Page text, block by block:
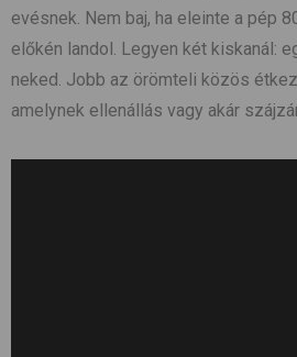
evésnek. Nem baj, ha eleinte a pép
előkén landol. Legyen két kiskanál:
neked. Jobb az örömteli közös
amelynek ellenállás vagy akár